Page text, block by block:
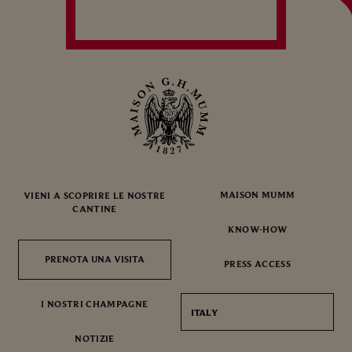
VIENI A SCOPRIRE LE NOSTRE
CANTINE
PRENOTA UNA VISITA
PRENOTA UNA VISITA
I NOSTRI CHAMPAGNE
NOTIZIE
MAISON MUMM
KNOW-HOW
PRESS ACCESS
ITALY